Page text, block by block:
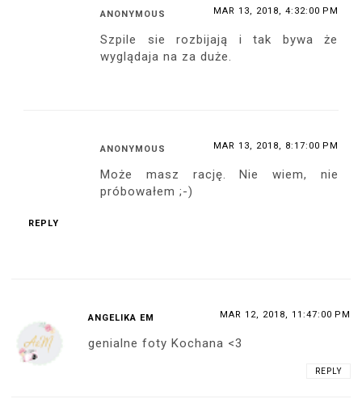
ANONYMOUS MAR 13, 2018, 4:32:00 PM
Szpile sie rozbijają i tak bywa że
wyglądaja na za duże.
ANONYMOUS MAR 13, 2018, 8:17:00 PM
Może masz rację. Nie wiem, nie
próbowałem ;-)
REPLY
ANGELIKA EM MAR 12, 2018, 11:47:00 PM
genialne foty Kochana <3
REPLY